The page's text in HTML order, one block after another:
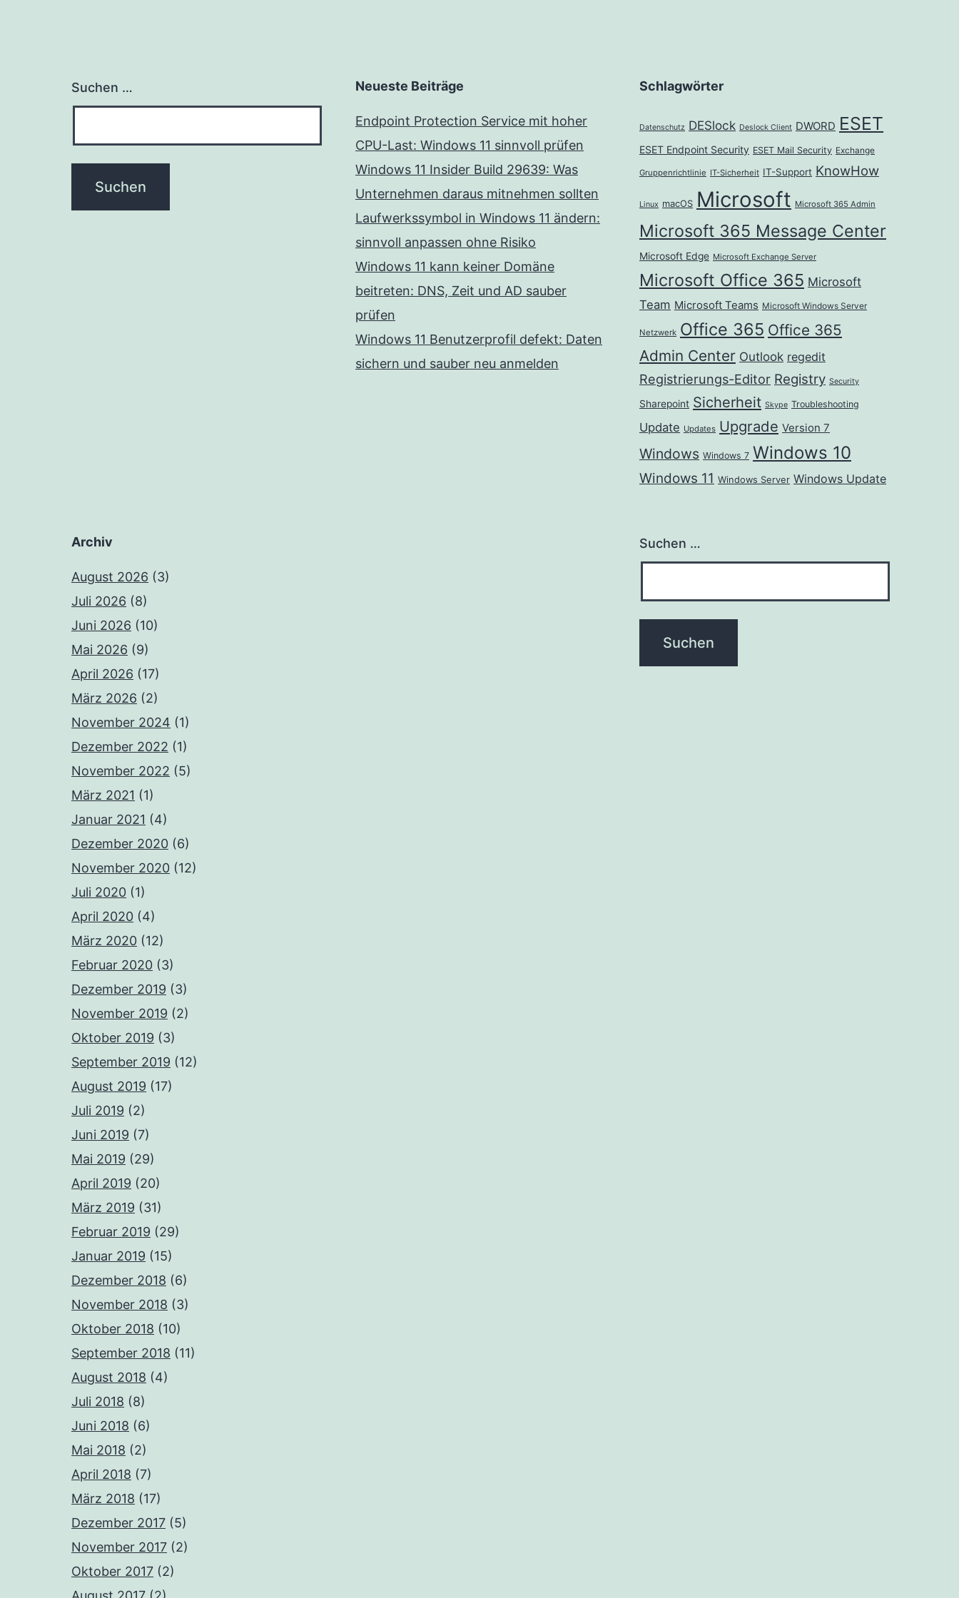
Suchen … Neueste Beiträge
Endpoint Protection Service mit hoher
CPU-Last: Windows 11 sinnvoll prüfen
Windows 11 Insider Build 29639: Was
Unternehmen daraus mitnehmen sollten
Laufwerkssymbol in Windows 11 ändern:
sinnvoll anpassen ohne Risiko
Windows 11 kann keiner Domäne
beitreten: DNS, Zeit und AD sauber
prüfen
Windows 11 Benutzerprofil defekt: Daten
sichern und sauber neu anmelden
Schlagwörter
Datenschutz DESlock Deslock Client DWORD ESET
ESET Endpoint Security ESET Mail Security Exchange
Gruppenrichtlinie IT-Sicherheit IT-Support KnowHow
Linux macOS Microsoft Microsoft 365 Admin
Microsoft 365 Message Center
Microsoft Edge Microsoft Exchange Server
Microsoft Office 365 Microsoft
Team Microsoft Teams Microsoft Windows Server
Netzwerk Office 365 Office 365
Admin Center Outlook regedit
Registrierungs-Editor Registry Security
Sharepoint Sicherheit Skype Troubleshooting
Update Updates Upgrade Version 7
Windows Windows 7 Windows 10
Windows 11 Windows Server Windows Update
Archiv
August 2026 (3)
Juli 2026 (8)
Juni 2026 (10)
Mai 2026 (9)
April 2026 (17)
März 2026 (2)
November 2024 (1)
Dezember 2022 (1)
November 2022 (5)
März 2021 (1)
Januar 2021 (4)
Dezember 2020 (6)
November 2020 (12)
Juli 2020 (1)
April 2020 (4)
März 2020 (12)
Februar 2020 (3)
Dezember 2019 (3)
November 2019 (2)
Oktober 2019 (3)
September 2019 (12)
August 2019 (17)
Juli 2019 (2)
Juni 2019 (7)
Mai 2019 (29)
April 2019 (20)
März 2019 (31)
Februar 2019 (29)
Januar 2019 (15)
Dezember 2018 (6)
November 2018 (3)
Oktober 2018 (10)
September 2018 (11)
August 2018 (4)
Juli 2018 (8)
Juni 2018 (6)
Mai 2018 (2)
April 2018 (7)
März 2018 (17)
Dezember 2017 (5)
November 2017 (2)
Oktober 2017 (2)
Suchen …